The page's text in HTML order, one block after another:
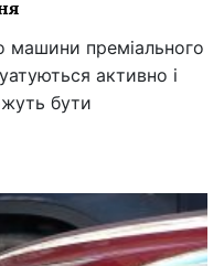
преміального
активно і
бути